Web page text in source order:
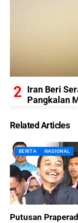
Iran Beri
Pangkalan
Related Articles
BERITA NASIONAL
Putusan